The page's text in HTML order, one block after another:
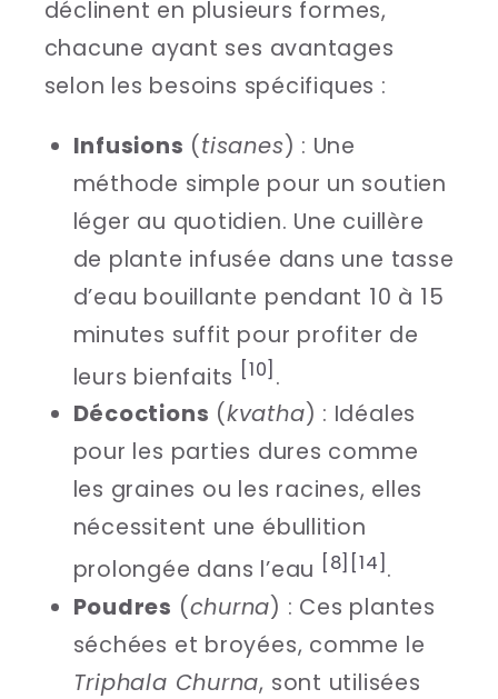
déclinent en plusieurs formes,
chacune ayant ses avantages
selon les besoins spécifiques :
Infusions (tisanes) : Une
méthode simple pour un soutien
léger au quotidien. Une cuillère
de plante infusée dans une tasse
d’eau bouillante pendant 10 à 15
minutes suffit pour profiter de
leurs bienfaits [10] .
Décoctions (kvatha) : Idéales
pour les parties dures comme
les graines ou les racines, elles
nécessitent une ébullition
prolongée dans l’eau [8] [14] .
Poudres (churna) : Ces plantes
séchées et broyées, comme le
Triphala Churna, sont utilisées